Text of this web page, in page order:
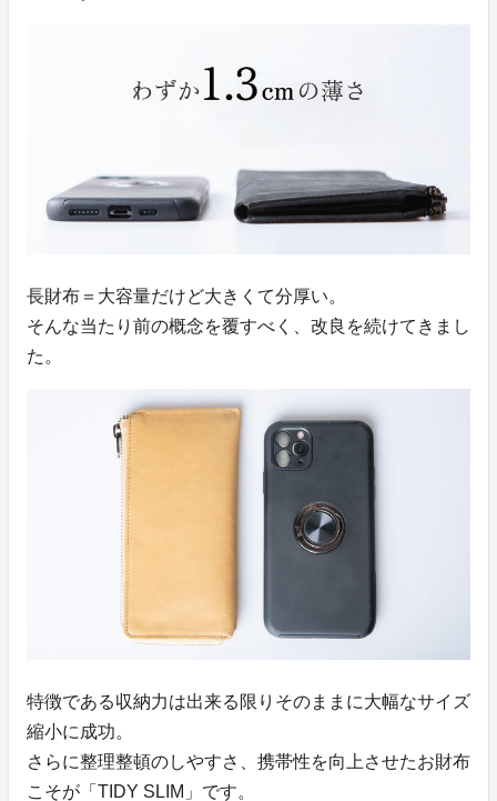
長財布＝大容量だけど大きくて分厚い。
そんな当たり前の概念を覆すべく、改良を続けてきまし
た。
特徴である収納力は出来る限りそのままに大幅なサイズ
縮小に成功。
さらに整理整頓のしやすさ、携帯性を向上させたお財布
こそが「TIDY SLIM」です。